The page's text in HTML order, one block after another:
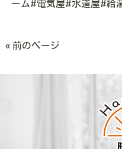
ーム#電気屋#水道屋#給
« 前のページ